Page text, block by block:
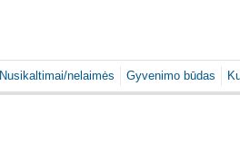
Nusikaltimai/nelaimės Gyvenimo būdas